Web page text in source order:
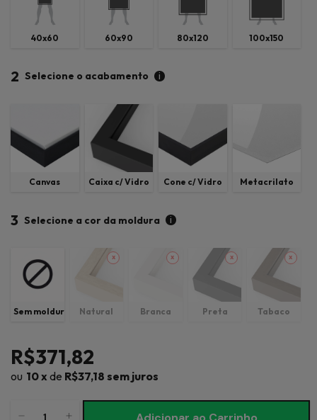
40x60 60x90 80x120 100x150
2 Selecione o acabamento i
Canvas Caixa c/ Vidro Cone c/ Vidro Metacrilato
3 Selecione a cor da moldura i
Sem moldura Natural Branca Preta Tabaco
R$371,82
10x de R$37,18 sem juros